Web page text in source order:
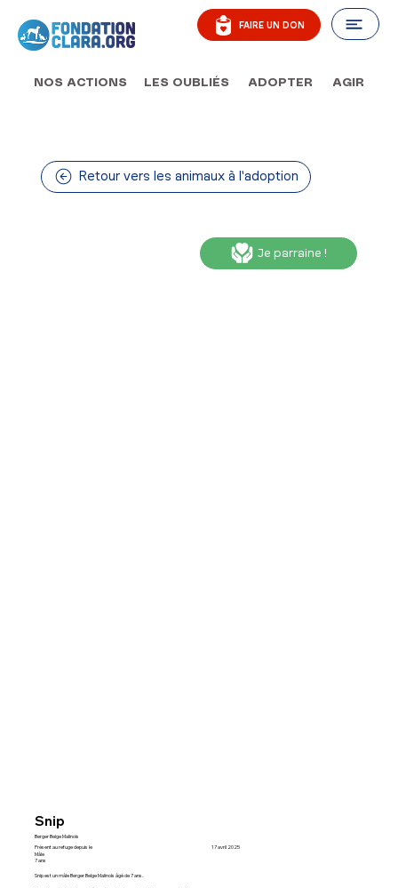
NOS ACTIONS LES OUBLIÉS ADOPTER AGIR
FAIRE UN DON
Snip
Berger Belge Malinois
Présent au refuge depuis le
17 avril 2025
Mâle
7 ans
Snip est un mâle Berger Belge Malinois âgé de 7 ans.
Retour vers les animaux à l'adoption
Je parraine !